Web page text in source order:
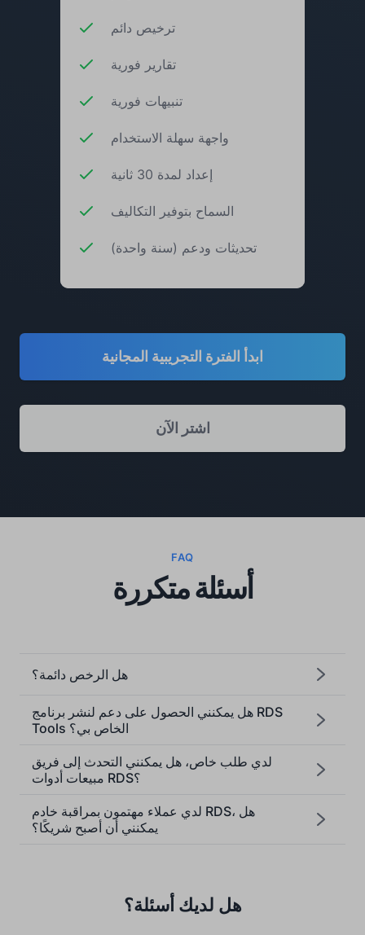
ترخيص دائم
تقارير فورية
تنبيهات فورية
واجهة سهلة الاستخدام
إعداد لمدة 30 ثانية
السماح بتوفير التكاليف
تحديثات ودعم (سنة واحدة)
ابدأ الفترة التجريبية المجانية
اشتر الآن
FAQ
أسئلة متكررة
هل الرخص دائمة؟
هل يمكنني الحصول على دعم لنشر برنامج RDS
Tools الخاص بي؟
لدي طلب خاص، هل يمكنني التحدث إلى فريق
مبيعات أدوات RDS؟
لدي عملاء مهتمون بمراقبة خادم RDS، هل
يمكنني أن أصبح شريكًا؟
هل لديك أسئلة؟